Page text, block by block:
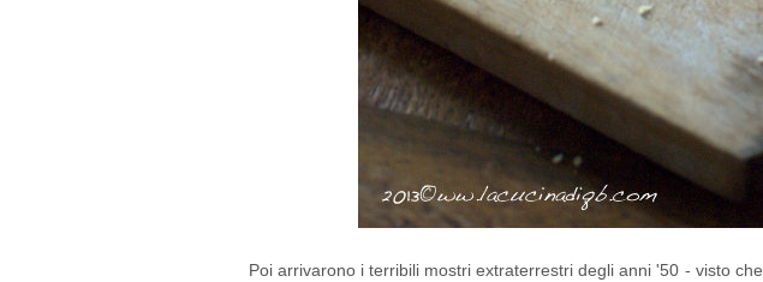
Poi arrivarono i terribili mostri extraterrestri degli anni '50 - visto